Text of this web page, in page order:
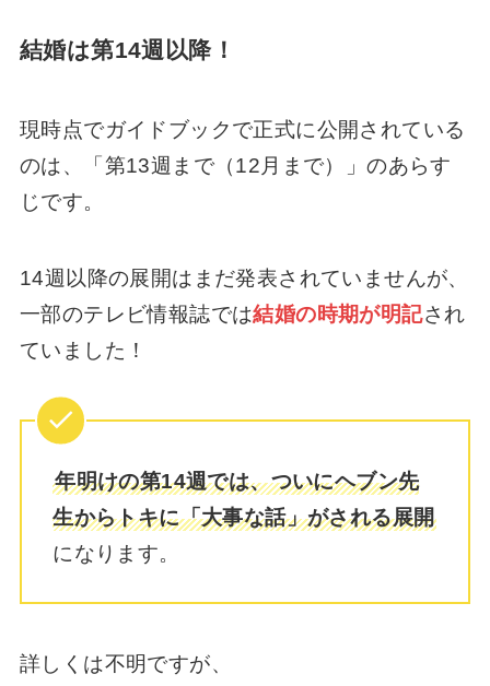
結婚は第14週以降！
現時点でガイドブックで正式に公開されている
のは、「第13週まで（12月まで）」のあらす
じです。
14週以降の展開はまだ発表されていませんが、
一部のテレビ情報誌では結婚の時期が明記され
ていました！
年明けの第14週では、ついにヘブン先
生からトキに「大事な話」がされる展開
になります。
詳しくは不明ですが、